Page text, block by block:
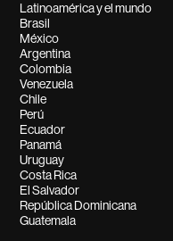
Latinoamérica y el mundo
Brasil
México
Argentina
Colombia
Venezuela
Chile
Perú
Ecuador
Panamá
Uruguay
Costa Rica
El Salvador
República Dominicana
Guatemala